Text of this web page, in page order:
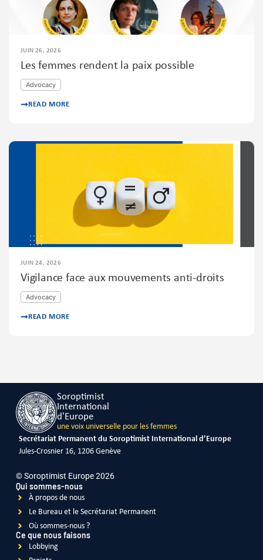
JUIN 26, 2026
Les femmes rendent la paix possible
Advocacy
READ MORE
JUIN 24, 2026
Vigilance face aux mouvements anti-droits
Advocacy
READ MORE
Soroptimist
International
d'Europe
une voix universelle pour les femmes
Secrétariat Permanent du Soroptimist International d’Europe
Jules-Crosnier 16, 1206 Genève
© Soroptimist Europe 2026
Qui sommes-nous
À propos de nous
Le Bureau et le Secrétariat Permanent
Où sommes-nous ?
Ce que nous faisons
Lobbying